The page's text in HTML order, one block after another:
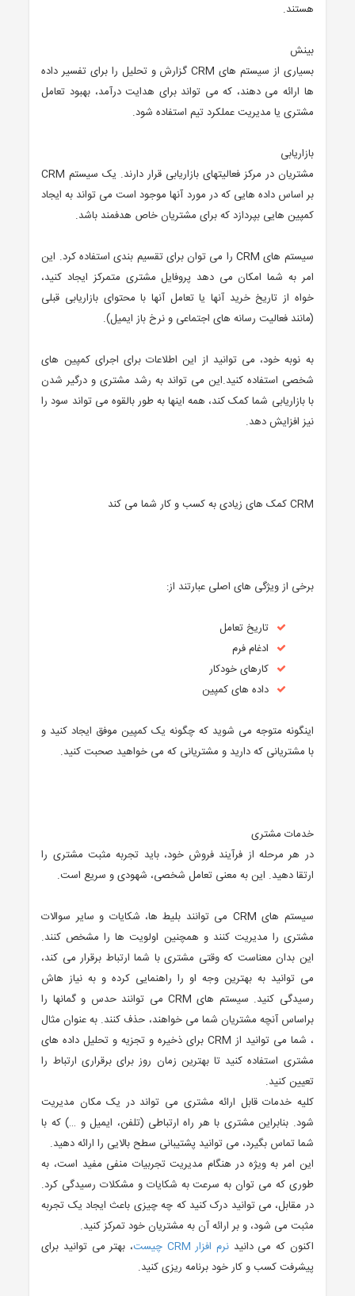
هستند.
بینش
بسیاری از سیستم های CRM گزارش و تحلیل را برای تفسیر داده
ها ارائه می دهند، که می تواند برای هدایت درآمد، بهبود تعامل
مشتری یا مدیریت عملکرد تیم استفاده شود.
بازاریابی
مشتریان در مرکز فعالیتهای بازاریابی قرار دارند. یک سیستم CRM
بر اساس داده هایی که در مورد آنها موجود است می تواند به ایجاد
کمپین هایی بپردازد که برای مشتریان خاص هدفمند باشد.
سیستم های CRM را می توان برای تقسیم بندی استفاده کرد. این
امر به شما امکان می دهد پروفایل مشتری متمرکز ایجاد کنید،
خواه از تاریخ خرید آنها یا تعامل آنها با محتوای بازاریابی قبلی
(مانند فعالیت رسانه های اجتماعی و نرخ باز ایمیل).
به نوبه خود، می توانید از این اطلاعات برای اجرای کمپین های
شخصی استفاده کنید.این می تواند به رشد مشتری و درگیر شدن
با بازاریابی شما کمک کند، همه اینها به طور بالقوه می تواند سود را
نیز افزایش دهد.
CRM کمک های زیادی به کسب و کار شما می کند
برخی از ویژگی های اصلی عبارتند از:
تاریخ تعامل
ادغام فرم
کارهای خودکار
داده های کمپین
اینگونه متوجه می شوید که چگونه یک کمپین موفق ایجاد کنید و
با مشتریانی که دارید و مشتریانی که می خواهید صحبت کنید.
خدمات مشتری
در هر مرحله از فرآیند فروش خود، باید تجربه مثبت مشتری را
ارتقا دهید. این به معنی تعامل شخصی، شهودی و سریع است.
سیستم های CRM می توانند بلیط ها، شکایات و سایر سوالات
مشتری را مدیریت کنند و همچنین اولویت ها را مشخص کنند.
این بدان معناست که وقتی مشتری با شما ارتباط برقرار می کند،
می توانید به بهترین وجه او را راهنمایی کرده و به نیاز هاش
رسیدگی کنید. سیستم های CRM می توانند حدس و گمانها را
براساس آنچه مشتریان شما می خواهند، حذف كنند. به عنوان مثال
، شما می توانید از CRM برای ذخیره و تجزیه و تحلیل داده های
مشتری استفاده کنید تا بهترین زمان روز برای برقراری ارتباط را
تعیین کنید.
کلیه خدمات قابل ارائه مشتری می تواند در یک مکان مدیریت
شود. بنابراین مشتری با هر راه ارتباطی (تلفن، ایمیل و …) که با
شما تماس بگیرد، می توانید پشتیبانی سطح بالایی را ارائه دهید.
این امر به ویژه در هنگام مدیریت تجربیات منفی مفید است، به
طوری که می توان به سرعت به شکایات و مشکلات رسیدگی کرد.
در مقابل، می توانید درک کنید که چه چیزی باعث ایجاد یک تجربه
مثبت می شود، و بر ارائه آن به مشتریان خود تمرکز کنید.
اکنون که می دانید نرم افزار CRM چیست
، بهتر می توانید برای
پیشرفت کسب و کار خود برنامه ریزی کنید.